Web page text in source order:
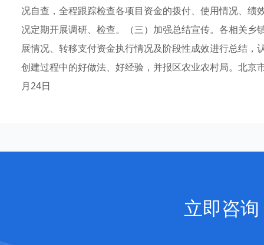
况自查，全程跟踪检查各项目资金的拨付、使用情况、
况定期开展调研、检查。（三）加强总结宣传。各相关
展情况、转移支付资金执行情况及阶段性成效进行总结
创建过程中的好做法、好经验，并报区农业农村局。北
月24日
立即咨